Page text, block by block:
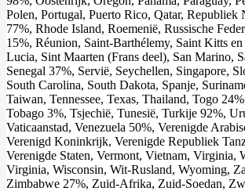
Polen, Portugal, Puerto Rico, Qatar, Republiek
77%, Rhode Island, Roemenië, Russische
15%, Réunion, Saint-Barthélemy, Saint Kitts
Lucia, Sint Maarten (Frans deel), San Marino,
Senegal 37%, Servië, Seychellen, Singapore,
South Carolina, South Dakota, Spanje,
Taiwan, Tennessee, Texas, Thailand, Togo
Tobago 3%, Tsjechië, Tunesië, Turkije 92%,
Vaticaanstad, Venezuela 50%, Verenigde
Verenigd Koninkrijk, Verenigde Republiek
Verenigde Staten, Vermont, Vietnam, Virginia,
Virginia, Wisconsin, Wit-Rusland, Wyoming,
Zimbabwe 27%, Zuid-Afrika, Zuid-Soedan,